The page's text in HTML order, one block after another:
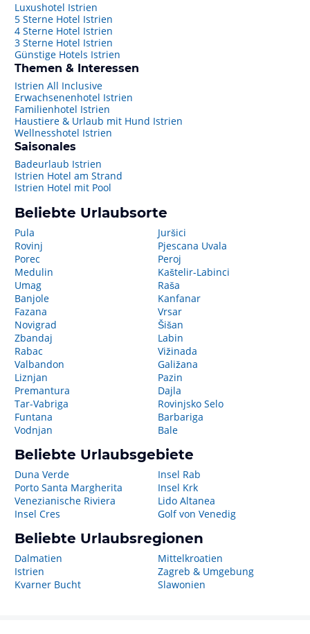
Luxushotel Istrien
5 Sterne Hotel Istrien
4 Sterne Hotel Istrien
3 Sterne Hotel Istrien
Günstige Hotels Istrien
Themen & Interessen
Istrien All Inclusive
Erwachsenenhotel Istrien
Familienhotel Istrien
Haustiere & Urlaub mit Hund Istrien
Wellnesshotel Istrien
Saisonales
Badeurlaub Istrien
Istrien Hotel am Strand
Istrien Hotel mit Pool
Beliebte Urlaubsorte
Pula
Rovinj
Porec
Medulin
Umag
Banjole
Fazana
Novigrad
Zbandaj
Rabac
Valbandon
Liznjan
Premantura
Tar-Vabriga
Funtana
Vodnjan
Juršici
Pjescana Uvala
Peroj
Kaštelir-Labinci
Raša
Kanfanar
Vrsar
Šišan
Labin
Vižinada
Galižana
Pazin
Dajla
Rovinjsko Selo
Barbariga
Bale
Beliebte Urlaubsgebiete
Duna Verde
Porto Santa Margherita
Venezianische Riviera
Insel Cres
Insel Rab
Insel Krk
Lido Altanea
Golf von Venedig
Beliebte Urlaubsregionen
Dalmatien
Istrien
Kvarner Bucht
Mittelkroatien
Zagreb & Umgebung
Slawonien